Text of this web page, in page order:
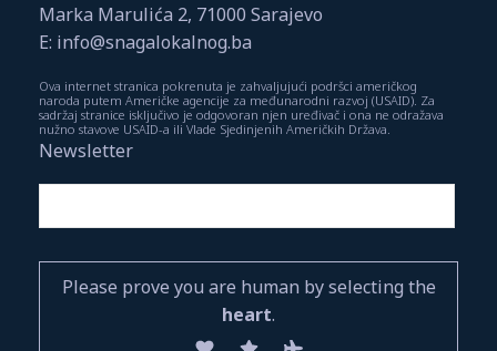
Marka Marulića 2, 71000 Sarajevo
E: info@snagalokalnog.ba
Ova internet stranica pokrenuta je zahvaljujući podršci američkog
naroda putem Američke agencije za međunarodni razvoj (USAID). Za
sadržaj stranice isključivo je odgovoran njen uređivač i ona ne odražava
nužno stavove USAID-a ili Vlade Sjedinjenih Američkih Država.
Newsletter
Please prove you are human by selecting the
heart.